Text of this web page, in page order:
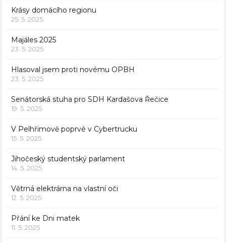
Krásy domácího regionu
25. 5. 2025
Majáles 2025
23. 5. 2025
Hlasoval jsem proti novému OPBH
23. 5. 2025
Senátorská stuha pro SDH Kardašova Řečice
19. 5. 2025
V Pelhřimově poprvé v Cybertrucku
15. 5. 2025
Jihočeský studentský parlament
14. 5. 2025
Větrná elektrárna na vlastní oči
12. 5. 2025
Přání ke Dni matek
11. 5. 2025